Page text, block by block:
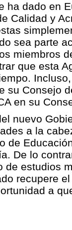
ha dado en
Calidad y
sea parte
miembros
que esta
su Consejo
en su
nuevo
a la
de
De lo
de estudios
recupere
a